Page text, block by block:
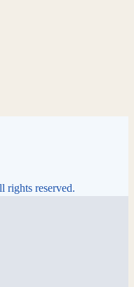
reserved.